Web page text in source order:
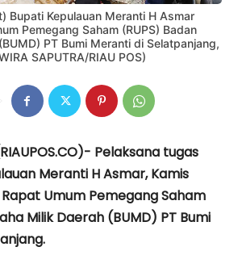
Bupati Kepulauan Meranti H Asmar
Pemegang Saham (RUPS) Badan
PT Bumi Meranti di Selatpanjang,
SAPUTRA/RIAU POS)
Pelaksana tugas
Meranti H Asmar, Kamis
Umum Pemegang Saham
Milik Daerah (BUMD) PT Bumi